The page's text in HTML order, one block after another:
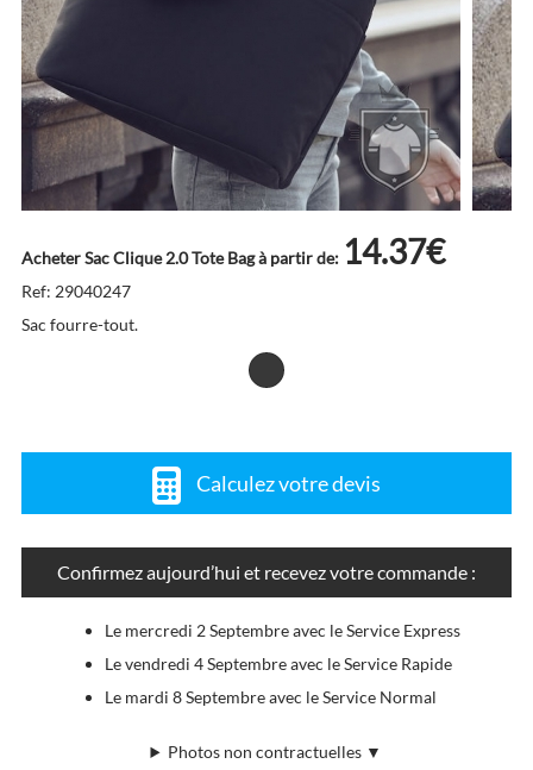
Acheter Sac Clique 2.0 Tote Bag à partir de: 14.37€
Ref: 29040247
Sac fourre-tout.
Calculez votre devis
Confirmez aujourd’hui et recevez votre commande :
Le mercredi 2 Septembre avec le Service Express
Le vendredi 4 Septembre avec le Service Rapide
Le mardi 8 Septembre avec le Service Normal
Photos non contractuelles ▼